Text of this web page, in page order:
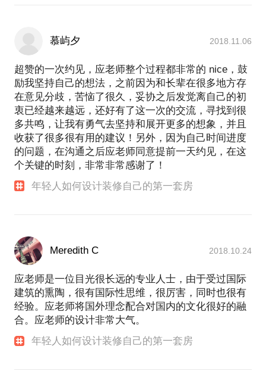
慕屿夕 2018.11.06
超赞的一次约见，应老师整个过程都非常的 nice，鼓
励我坚持自己的想法，之前因为和长辈在很多地方存
在意见分歧，苦恼了很久，妥协之后发觉离自己的初
衷已经越来越远，还好有了这一次的交流，寻找到很
多共鸣，让我有勇气去坚持和展开更多的想象，并且
收获了很多很有用的建议！另外，因为自己时间进度
的问题，在沟通之后应老师同意提前一天约见，在这
个关键的时刻，非常非常感谢了！
年轻人如何设计装修自己的第一套房
Meredith C 2018.10.24
应老师是一位目光很长远的专业人士，由于受过国际
建筑的熏陶，很有国际性思维，很厉害，同时也很有
经验。应老师将国外理念配合对国内的文化很好的融
合。应老师的设计非常大气。
年轻人如何设计装修自己的第一套房